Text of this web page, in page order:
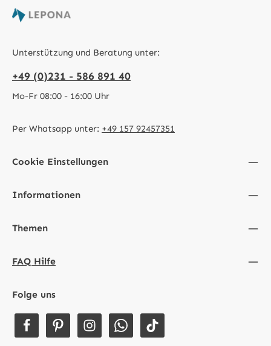
Unterstützung und Beratung unter:
+49 (0)231 - 586 891 40
Mo-Fr 08:00 - 16:00 Uhr
Per Whatsapp unter: +49 157 92457351
Cookie Einstellungen
Informationen
Themen
FAQ Hilfe
Folge uns